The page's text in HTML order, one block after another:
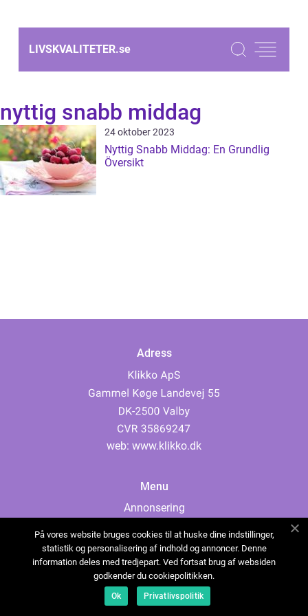
LIVSKVALITETER.se
nyttig snabb middag
24 oktober 2023
Nyttig Snabb Middag: En Grundlig
Översikt
Adress
web: www.klikko.dk
Menu
Annonsering
Cookies
Kontakta oss
Sitemap
På vores website bruges cookies til at huske dine indstillinger,
statistik og personalisering af indhold og annoncer. Denne
information deles med tredjepart. Ved fortsat brug af websiden
godkender du cookiepolitikken.
Ok Privatlivspolitik